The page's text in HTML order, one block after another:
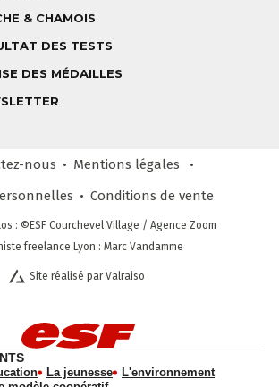
& CHAMOIS
DES TESTS
DES MÉDAILLES
nous
Mentions légales
Conditions de vente
: ©ESF Courchevel Village / Agence Zoom
freelance Lyon : Marc Vandamme
Site réalisé par Valraiso
La jeunesse
L'environnement